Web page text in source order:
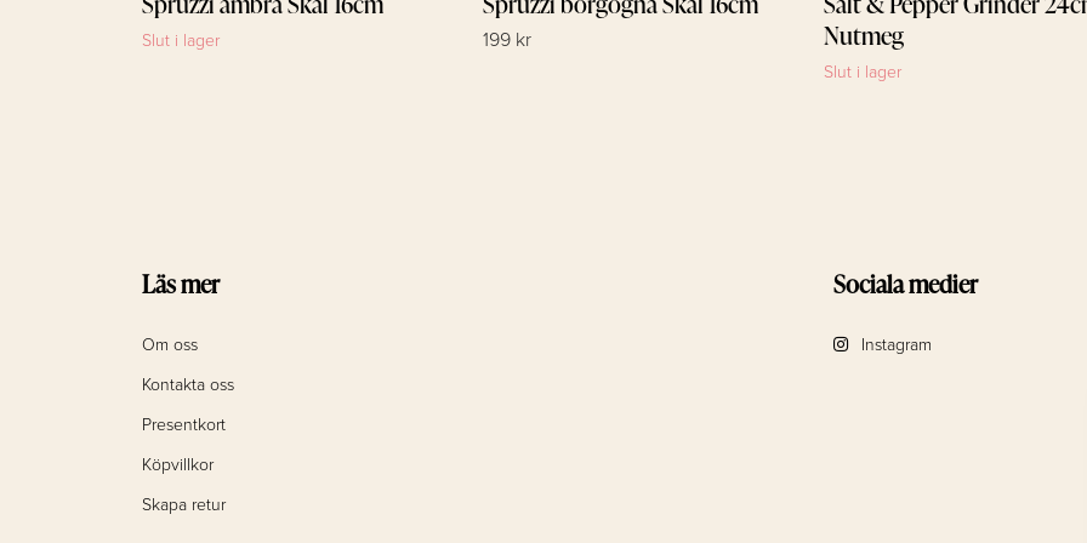
Slut i lager 199 kr
Nutmeg
Slut i lager
Läs mer
Om oss
Kontakta oss
Presentkort
Köpvillkor
Skapa retur
Sociala medier
Instagram